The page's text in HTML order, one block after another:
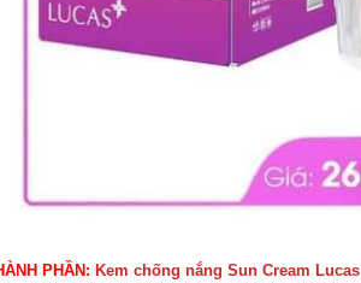
PHẦN: Kem chống nắng Sun Cream Lucas